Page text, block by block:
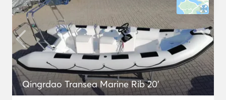
Qingrdao Transea Marine Rib 20'